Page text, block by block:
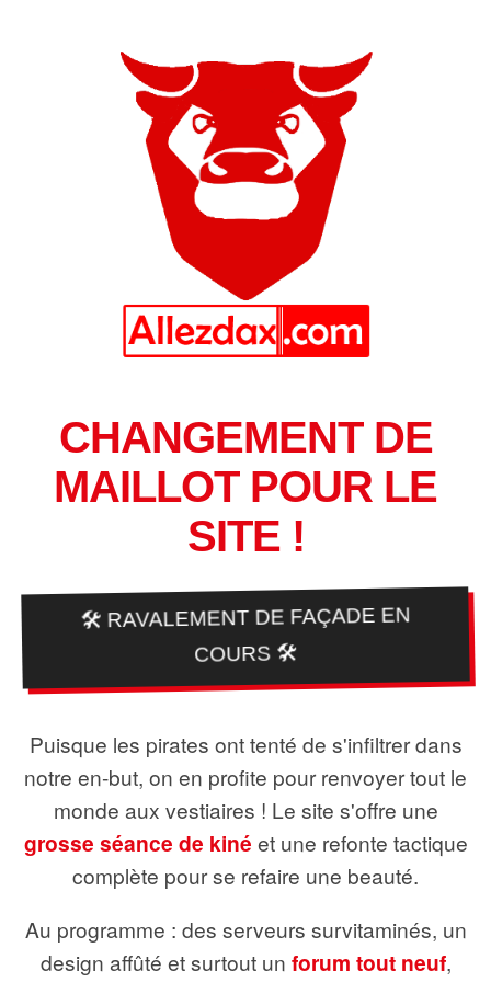
CHANGEMENT DE
MAILLOT POUR LE
SITE !
🛠️ RAVALEMENT DE FAÇADE EN
COURS 🛠️
Puisque les pirates ont tenté de s'infiltrer dans
notre en-but, on en profite pour renvoyer tout le
monde aux vestiaires ! Le site s'offre une
grosse séance de kiné et une refonte tactique
complète pour se refaire une beauté.
Au programme : des serveurs survitaminés, un
design affûté et surtout un forum tout neuf,